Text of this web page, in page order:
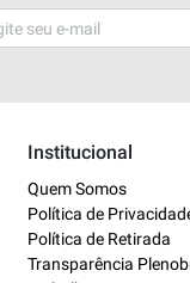
Institucional
Quem Somos
Política de
Política de Retirada
Transparência